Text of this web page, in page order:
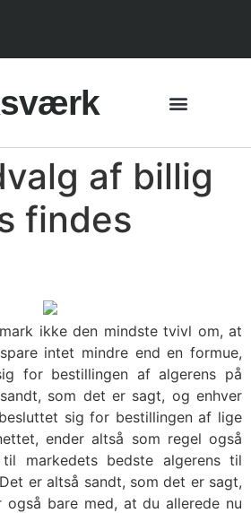
af billig
findes
ikke den mindste tvivl om, at
intet mindre end en formue,
for bestillingen af algerens på
som det er sagt, og enhver
sig for bestillingen af lige
ender altså som regel også
markedets bedste algerens til
er altså sandt, som det er sagt,
bare med, at du allerede nu